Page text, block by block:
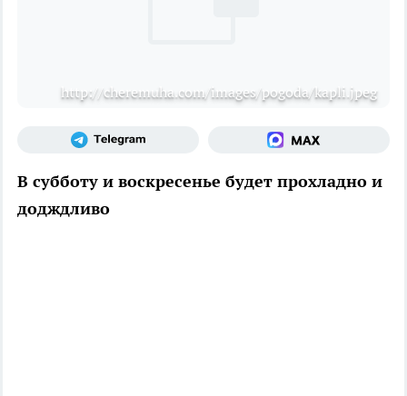
http://cheremuha.com/images/pogoda/kapli.jpeg
В субботу и воскресенье будет прохладно и
додждливо